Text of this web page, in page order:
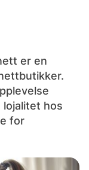
er en
lojalitet hos
for